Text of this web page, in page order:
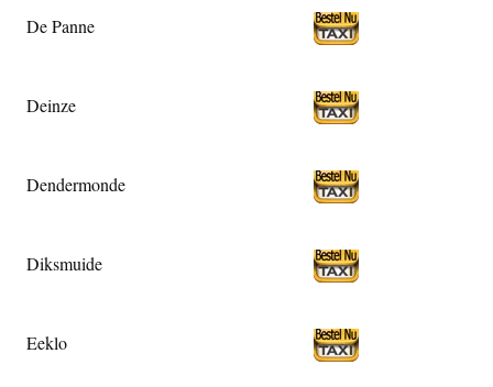
De Panne
Deinze
Dendermonde
Diksmuide
Eeklo